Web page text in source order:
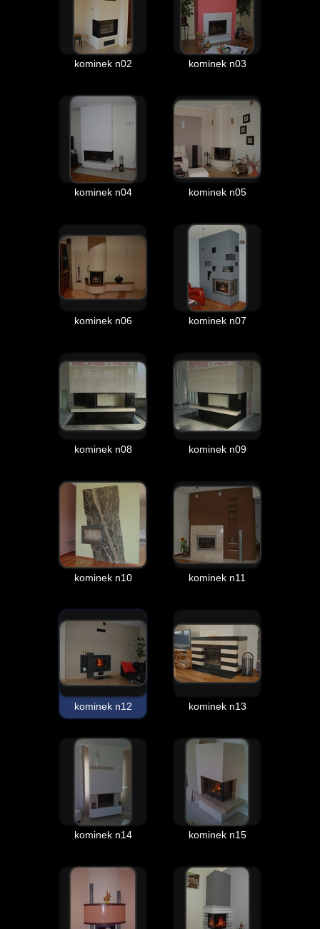
kominek n02 kominek n03
kominek n04 kominek n05
kominek n06 kominek n07
kominek n08 kominek n09
kominek n10 kominek n11
kominek n12 kominek n13
kominek n14 kominek n15